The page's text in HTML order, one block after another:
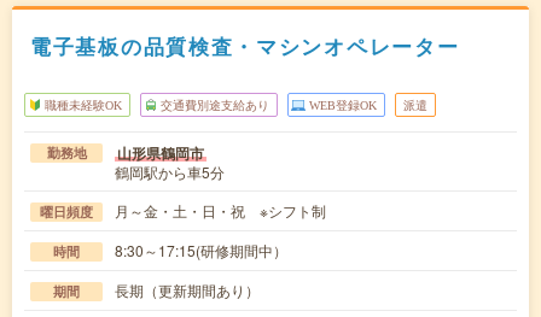
電子基板の品質検査・マシンオペレーター
職種未経験OK 交通費別途支給あり WEB登録OK 派遣
勤務地 山形県鶴岡市
鶴岡駅から車5分
曜日頻度 月～金・土・日・祝 ※シフト制
時間 8:30～17:15(研修期間中）
期間 長期（更新期間あり）